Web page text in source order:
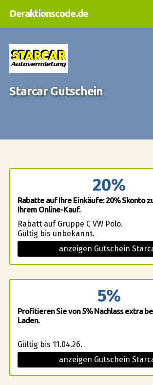
Deraktionscode.de
Starcar Gutschein
20%
Rabatte auf Ihre Einkäufe: 20% Skonto
Ihrem Online-Kauf.
Rabatt auf Gruppe C VW Polo.
Gültig bis unbekannt.
anzeigen Gutschein
5%
Profitieren Sie von 5% Nachlass extra
Laden.
Gültig bis 11.04.26.
anzeigen Gutschein